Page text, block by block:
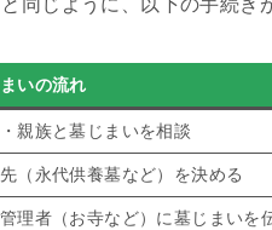
同じように、以下の手続き
いの流れ
親族と墓じまいを相談
（永代供養墓など）を決める
理者（お寺など）に墓じまいを